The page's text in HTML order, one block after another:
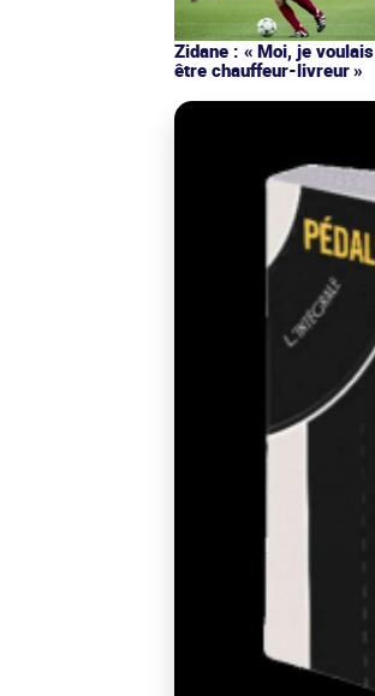
Zidane : « Moi, je voulais
être chauffeur-livreur »